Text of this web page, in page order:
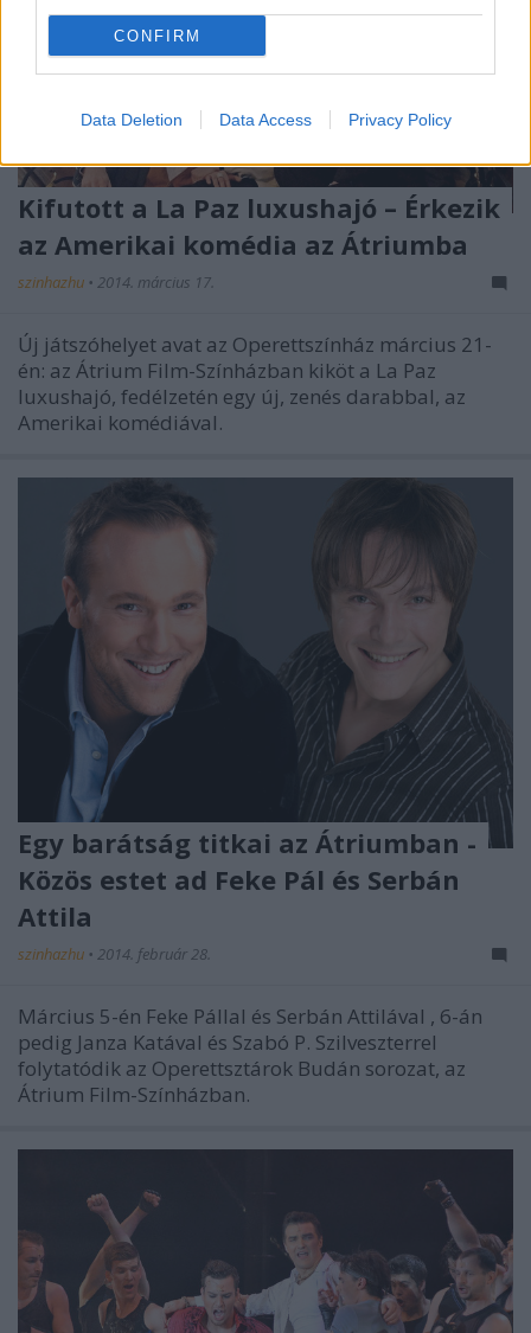
CONFIRM
Data Deletion Data Access Privacy Policy
Kifutott a La Paz luxushajó – Érkezik
az Amerikai komédia az Átriumba
szinhazhu • 2014. március 17.
Új játszóhelyet avat az Operettszínház március 21-
én: az Átrium Film-Színházban kiköt a La Paz
luxushajó, fedélzetén egy új, zenés darabbal, az
Amerikai komédiával.
Egy barátság titkai az Átriumban -
Közös estet ad Feke Pál és Serbán
Attila
szinhazhu • 2014. február 28.
Március 5-én Feke Pállal és Serbán Attilával , 6-án
pedig Janza Katával és Szabó P. Szilveszterrel
folytatódik az Operettsztárok Budán sorozat, az
Átrium Film-Színházban.